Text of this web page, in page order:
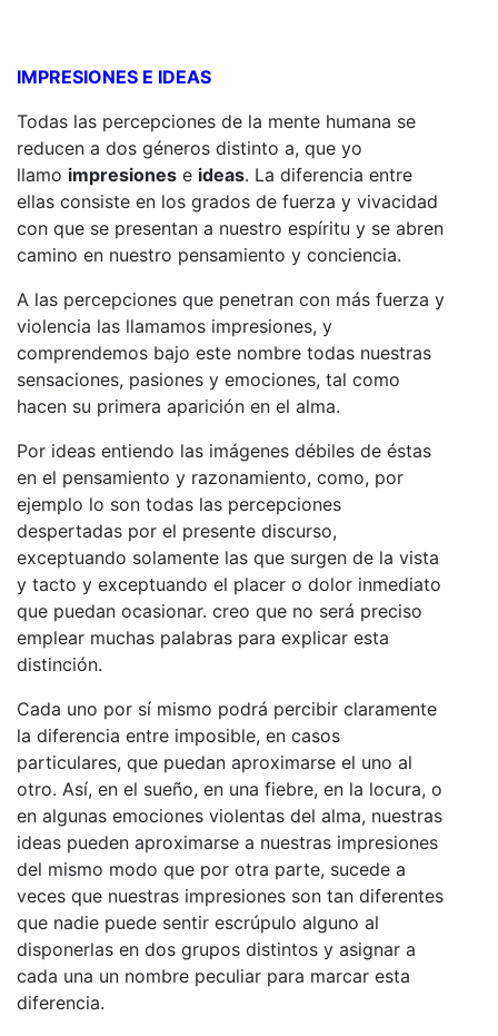
IMPRESIONES E IDEAS
Todas las percepciones de la mente humana se
reducen a dos géneros distinto a, que yo
llamo impresiones e ideas. La diferencia entre
ellas consiste en los grados de fuerza y vivacidad
con que se presentan a nuestro espíritu y se abren
camino en nuestro pensamiento y conciencia.
A las percepciones que penetran con más fuerza y
violencia las llamamos impresiones, y
comprendemos bajo este nombre todas nuestras
sensaciones, pasiones y emociones, tal como
hacen su primera aparición en el alma.
Por ideas entiendo las imágenes débiles de éstas
en el pensamiento y razonamiento, como, por
ejemplo lo son todas las percepciones
despertadas por el presente discurso,
exceptuando solamente las que surgen de la vista
y tacto y exceptuando el placer o dolor inmediato
que puedan ocasionar. creo que no será preciso
emplear muchas palabras para explicar esta
distinción.
Cada uno por sí mismo podrá percibir claramente
la diferencia entre imposible, en casos
particulares, que puedan aproximarse el uno al
otro. Así, en el sueño, en una fiebre, en la locura, o
en algunas emociones violentas del alma, nuestras
ideas pueden aproximarse a nuestras impresiones
del mismo modo que por otra parte, sucede a
veces que nuestras impresiones son tan diferentes
que nadie puede sentir escrúpulo alguno al
disponerlas en dos grupos distintos y asignar a
cada una un nombre peculiar para marcar esta
diferencia.